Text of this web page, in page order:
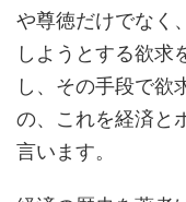
や尊徳だけでなく
しようとする欲求
し、その手段で欲
の、これを経済と
言います。